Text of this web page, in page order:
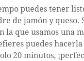
puedes tener
de jamón y queso.
la que usamos una
puedes
20 minutos,